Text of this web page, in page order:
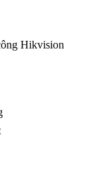
Hikvision